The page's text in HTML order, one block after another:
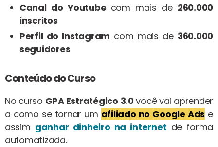
Canal do Youtube com mais de 260.000
inscritos
Perfil do Instagram com mais de 360.000
seguidores
Conteúdo do Curso
No curso GPA Estratégico 3.0 você vai aprender
a como se tornar um afiliado no Google Ads e
assim ganhar dinheiro na internet de forma
automatizada.